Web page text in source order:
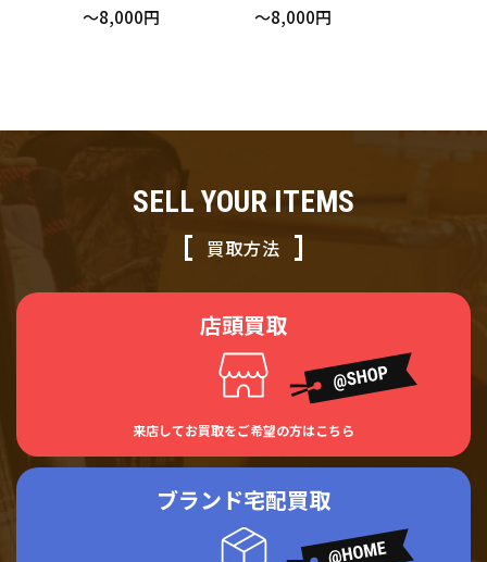
ケーブル 刺繍 アイ
～8,000円
ベア コットン ベー
～8,000円
SELL YOUR ITEMS
買取方法
店頭買取
来店してお買取をご希望の方はこちら
ブランド宅配買取